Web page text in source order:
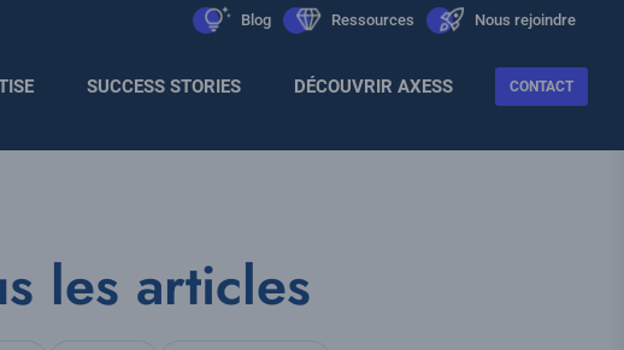
Blog
icon Ressources
icon Nous rejoindre
icon
SUCCESS STORIES DÉCOUVRIR AXESS CONTACT
les articles